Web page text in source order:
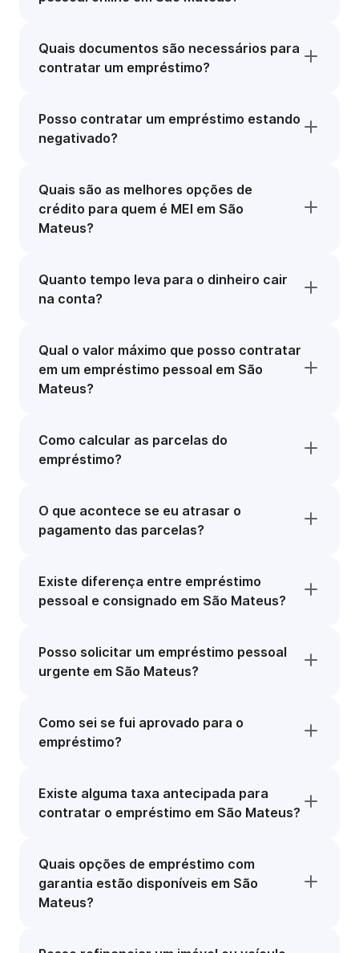
Quais documentos são necessários para
contratar um empréstimo?
Posso contratar um empréstimo estando
negativado?
Quais são as melhores opções de
crédito para quem é MEI em São
Mateus?
Quanto tempo leva para o dinheiro cair
na conta?
Qual o valor máximo que posso contratar
em um empréstimo pessoal em São
Mateus?
Como calcular as parcelas do
empréstimo?
O que acontece se eu atrasar o
pagamento das parcelas?
Existe diferença entre empréstimo
pessoal e consignado em São Mateus?
Posso solicitar um empréstimo pessoal
urgente em São Mateus?
Como sei se fui aprovado para o
empréstimo?
Existe alguma taxa antecipada para
contratar o empréstimo em São Mateus?
Quais opções de empréstimo com
garantia estão disponíveis em São
Mateus?